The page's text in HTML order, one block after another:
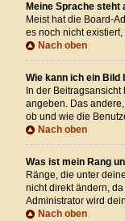
Meine Sprache
Meist hat die Board-
es noch nicht
Nach oben
Wie kann ich ein Bild
In der
angeben. Das
ob und wie die
Nach oben
Was ist mein Rang
Ränge, die unter
nicht direkt ändern,
Administrator wird
Nach oben